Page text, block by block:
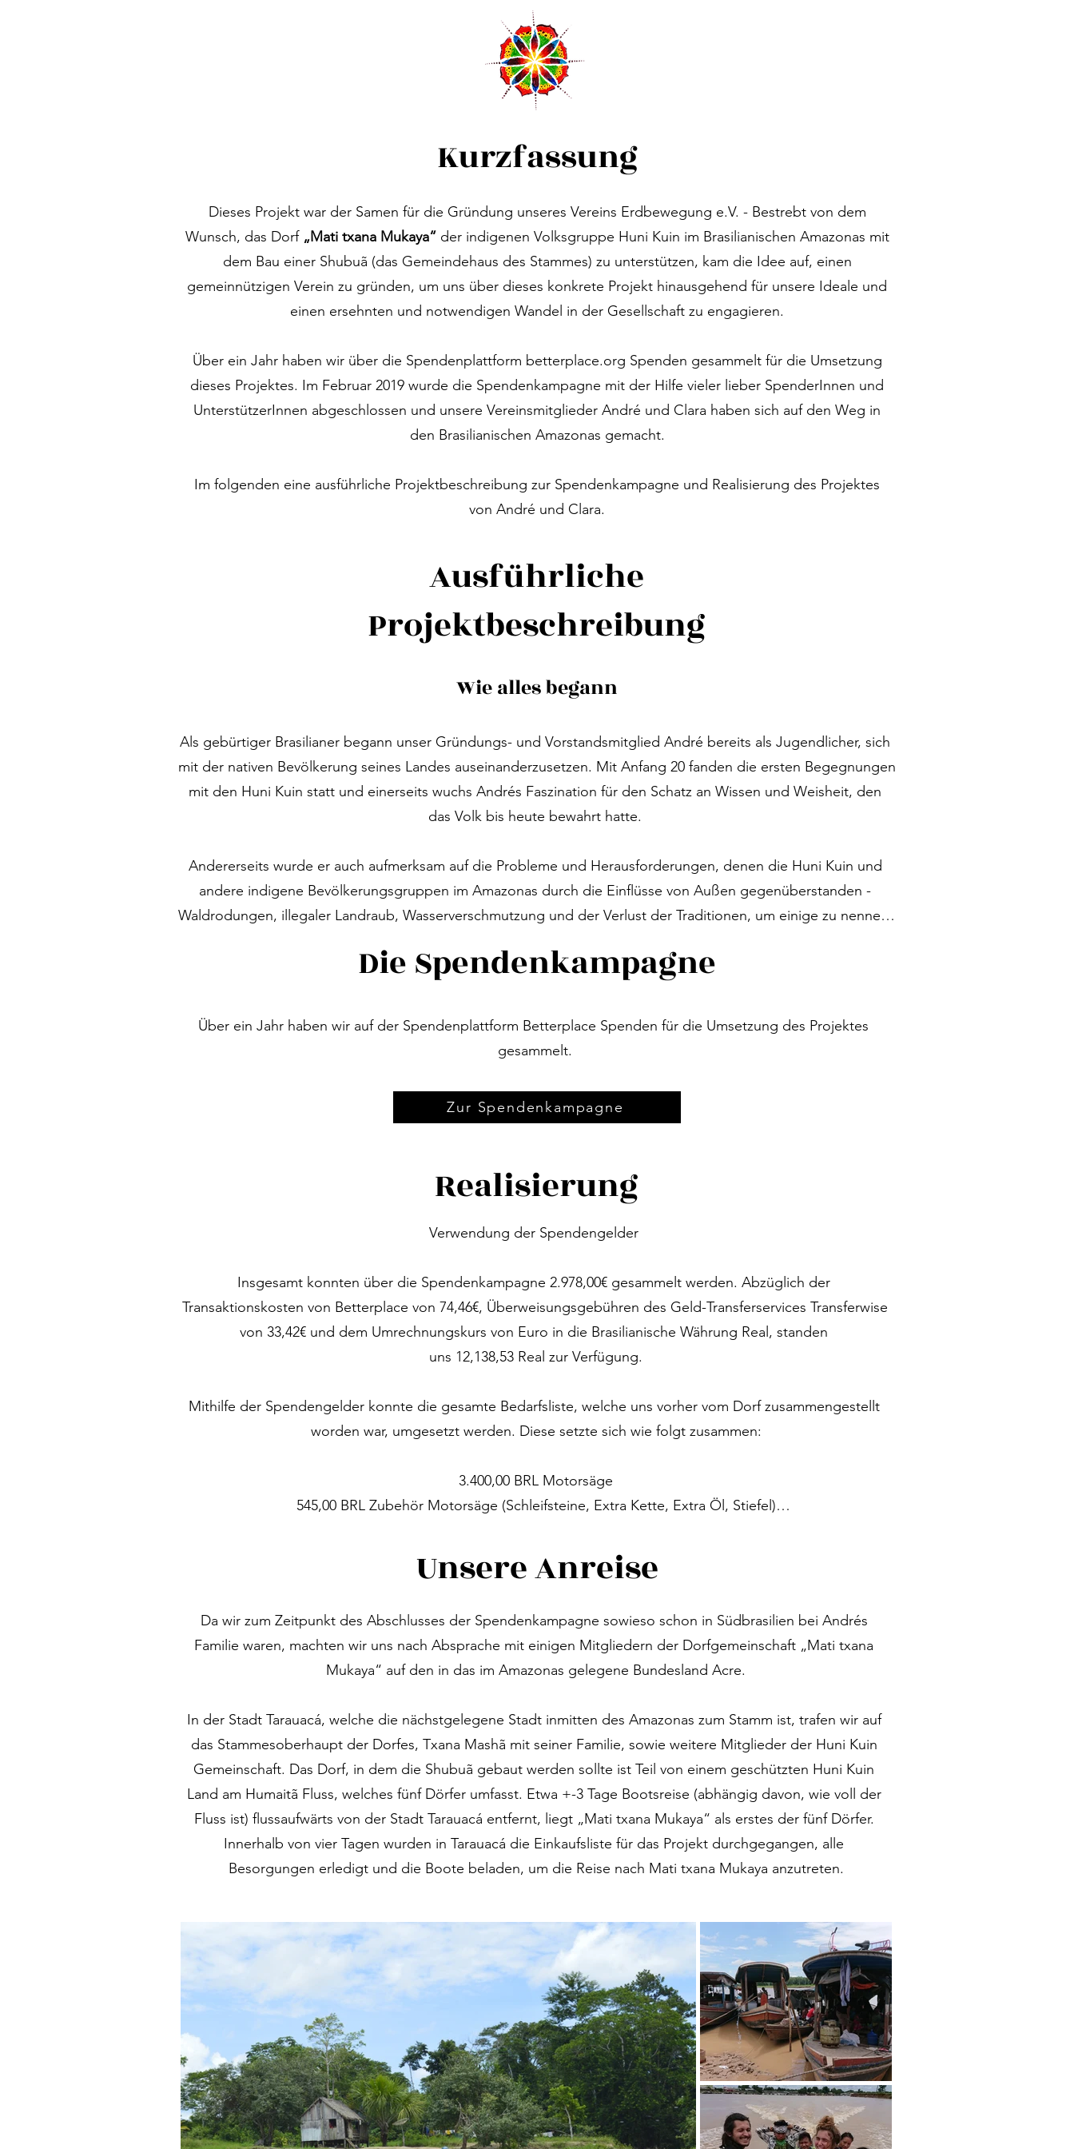
Kurzfassung
Dieses Projekt war der Samen für die Gründung unseres Vereins Erdbewegung e.V. - Bestrebt von dem
Wunsch, das Dorf „Mati txana Mukaya“ der indigenen Volksgruppe Huni Kuin im Brasilianischen Amazonas mit
dem Bau einer Shubuã (das Gemeindehaus des Stammes) zu unterstützen, kam die Idee auf, einen
gemeinnützigen Verein zu gründen, um uns über dieses konkrete Projekt hinausgehend für unsere Ideale und
einen ersehnten und notwendigen Wandel in der Gesellschaft zu engagieren.
Über ein Jahr haben wir über die Spendenplattform betterplace.org Spenden gesammelt für die Umsetzung
dieses Projektes. Im Februar 2019 wurde die Spendenkampagne mit der Hilfe vieler lieber SpenderInnen und
UnterstützerInnen abgeschlossen und unsere Vereinsmitglieder André und Clara haben sich auf den Weg in
den Brasilianischen Amazonas gemacht.
Im folgenden eine ausführliche Projektbeschreibung zur Spendenkampagne und Realisierung des Projektes
von André und Clara.
Ausführliche
Projektbeschreibung
Wie alles begann
Als gebürtiger Brasilianer begann unser Gründungs- und Vorstandsmitglied André bereits als Jugendlicher, sich
mit der nativen Bevölkerung seines Landes auseinanderzusetzen. Mit Anfang 20 fanden die ersten Begegnungen
mit den Huni Kuin statt und einerseits wuchs Andrés Faszination für den Schatz an Wissen und Weisheit, den
das Volk bis heute bewahrt hatte.
Andererseits wurde er auch aufmerksam auf die Probleme und Herausforderungen, denen die Huni Kuin und
andere indigene Bevölkerungsgruppen im Amazonas durch die Einflüsse von Außen gegenüberstanden -
Waldrodungen, illegaler Landraub, Wasserverschmutzung und der Verlust der Traditionen, um einige zu nennen.
Herausforderungen zu unterstützen.
Im August 2016 verbrachte André eine Zeit in dem Dorf Mati txana Mukaya bei den Huni Kuin. In dem Dorf, in
dem ca. 100 junge und alte Menschen leben erhielt er bei seinem Aufenthalt vom cacique (Häuptling) die
Anfrage um Unterstützung für den Bau einer Shubuã. Seine Reisen und Beziehungen brachten ihn in den
folgenden Jahren nach Deutschland, wo im Austausch mit Freund*innen und seiner Partnerin die Idee entstand,
einen gemeinnützigen Verein zu gründen, um nicht nur dieses Projekt umzusetzen, sondern um auch darüber
Die Spendenkampagne
Über ein Jahr haben wir auf der Spendenplattform Betterplace Spenden für die Umsetzung des Projektes
gesammelt.
Zur Spendenkampagne
Realisierung
Verwendung der Spendengelder
Insgesamt konnten über die Spendenkampagne 2.978,00€ gesammelt werden. Abzüglich der
Transaktionskosten von Betterplace von 74,46€, Überweisungsgebühren des Geld-Transferservices Transferwise
von 33,42€ und dem Umrechnungskurs von Euro in die Brasilianische Währung Real, standen
uns 12,138,53 Real zur Verfügung.
Mithilfe der Spendengelder konnte die gesamte Bedarfsliste, welche uns vorher vom Dorf zusammengestellt
worden war, umgesetzt werden. Diese setzte sich wie folgt zusammen:
3.400,00 BRL Motorsäge
545,00 BRL Zubehör Motorsäge (Schleifsteine, Extra Kette, Extra Öl, Stiefel)
Muttern, …)
800,00 BRL Töpfe
3450,00 BRL Benzin
Unsere Anreise
Da wir zum Zeitpunkt des Abschlusses der Spendenkampagne sowieso schon in Südbrasilien bei Andrés
Familie waren, machten wir uns nach Absprache mit einigen Mitgliedern der Dorfgemeinschaft „Mati txana
Mukaya“ auf den in das im Amazonas gelegene Bundesland Acre.
In der Stadt Tarauacá, welche die nächstgelegene Stadt inmitten des Amazonas zum Stamm ist, trafen wir auf
das Stammesoberhaupt der Dorfes, Txana Mashã mit seiner Familie, sowie weitere Mitglieder der Huni Kuin
Gemeinschaft. Das Dorf, in dem die Shubuã gebaut werden sollte ist Teil von einem geschützten Huni Kuin
Land am Humaitã Fluss, welches fünf Dörfer umfasst. Etwa +-3 Tage Bootsreise (abhängig davon, wie voll der
Fluss ist) flussaufwärts von der Stadt Tarauacá entfernt, liegt „Mati txana Mukaya“ als erstes der fünf Dörfer.
Innerhalb von vier Tagen wurden in Tarauacá die Einkaufsliste für das Projekt durchgegangen, alle
Besorgungen erledigt und die Boote beladen, um die Reise nach Mati txana Mukaya anzutreten.